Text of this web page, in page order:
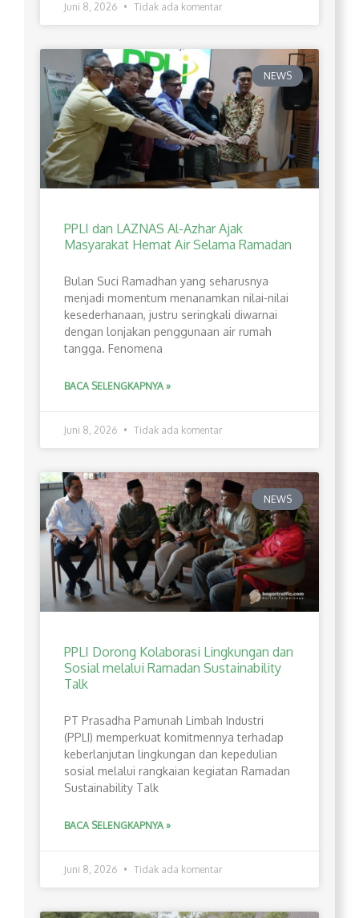
Juni 8, 2026 Tidak ada komentar
NEWS
PPLI dan LAZNAS Al-Azhar Ajak
Masyarakat Hemat Air Selama Ramadan
Bulan Suci Ramadhan yang seharusnya
menjadi momentum menanamkan nilai-nilai
kesederhanaan, justru seringkali diwarnai
dengan lonjakan penggunaan air rumah
tangga. Fenomena
BACA SELENGKAPNYA »
Juni 8, 2026 Tidak ada komentar
NEWS
PPLI Dorong Kolaborasi Lingkungan dan
Sosial melalui Ramadan Sustainability
Talk
PT Prasadha Pamunah Limbah Industri
(PPLI) memperkuat komitmennya terhadap
keberlanjutan lingkungan dan kepedulian
sosial melalui rangkaian kegiatan Ramadan
Sustainability Talk
BACA SELENGKAPNYA »
Juni 8, 2026 Tidak ada komentar